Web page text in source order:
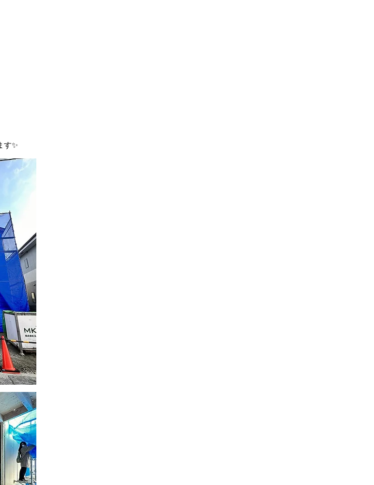
す✨